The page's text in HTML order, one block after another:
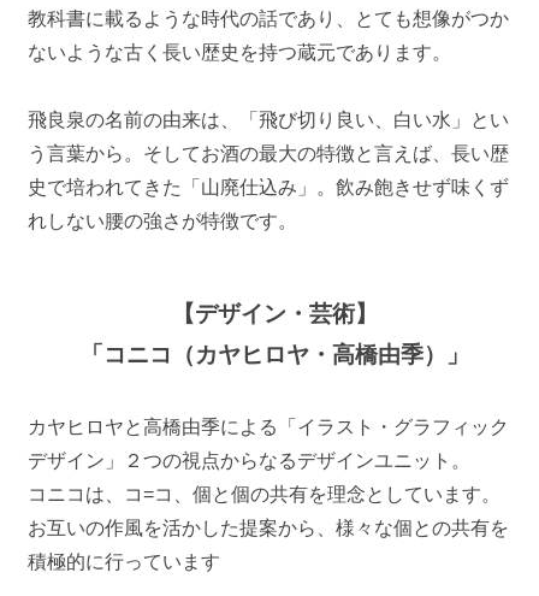
教科書に載るような時代の話であり、とても想像がつか
ないような古く長い歴史を持つ蔵元であります。
飛良泉の名前の由来は、「飛び切り良い、白い水」とい
う言葉から。そしてお酒の最大の特徴と言えば、長い歴
史で培われてきた「山廃仕込み」。飲み飽きせず味くず
れしない腰の強さが特徴です。
【デザイン・芸術】
「コニコ（カヤヒロヤ・高橋由季）」
カヤヒロヤと高橋由季による「イラスト・グラフィック
デザイン」２つの視点からなるデザインユニット。
コニコは、コ=コ、個と個の共有を理念としています。
お互いの作風を活かした提案から、様々な個との共有を
積極的に行っています